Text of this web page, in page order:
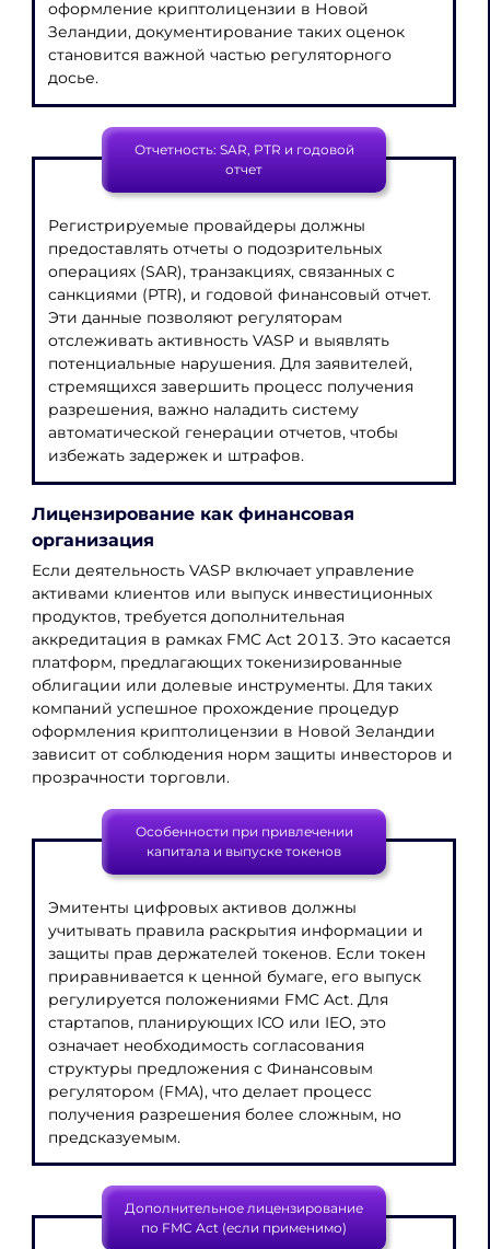
оформление криптолицензии в Новой
Зеландии, документирование таких оценок
становится важной частью регуляторного
досье.
Отчетность: SAR, PTR и годовой
отчет
Регистрируемые провайдеры должны
предоставлять отчеты о подозрительных
операциях (SAR), транзакциях, связанных с
санкциями (PTR), и годовой финансовый отчет.
Эти данные позволяют регуляторам
отслеживать активность VASP и выявлять
потенциальные нарушения. Для заявителей,
стремящихся завершить процесс получения
разрешения, важно наладить систему
автоматической генерации отчетов, чтобы
избежать задержек и штрафов.
Лицензирование как финансовая
организация
Если деятельность VASP включает управление
активами клиентов или выпуск инвестиционных
продуктов, требуется дополнительная
аккредитация в рамках FMC Act 2013. Это касается
платформ, предлагающих токенизированные
облигации или долевые инструменты. Для таких
компаний успешное прохождение процедур
оформления криптолицензии в Новой Зеландии
зависит от соблюдения норм защиты инвесторов и
прозрачности торговли.
Особенности при привлечении
капитала и выпуске токенов
Эмитенты цифровых активов должны
учитывать правила раскрытия информации и
защиты прав держателей токенов. Если токен
приравнивается к ценной бумаге, его выпуск
регулируется положениями FMC Act. Для
стартапов, планирующих ICO или IEO, это
означает необходимость согласования
структуры предложения с Финансовым
регулятором (FMA), что делает процесс
получения разрешения более сложным, но
предсказуемым.
Дополнительное лицензирование
по FMC Act (если применимо)